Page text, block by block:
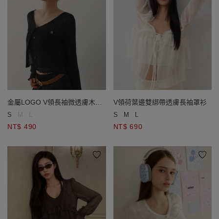
金屬LOGO V領長袖微透膚木耳
邊短版開襟針織衫
S M L
NT$ 490
V領荷葉邊雙綁帶透膚長袖罩衫
S M L
NT$ 690